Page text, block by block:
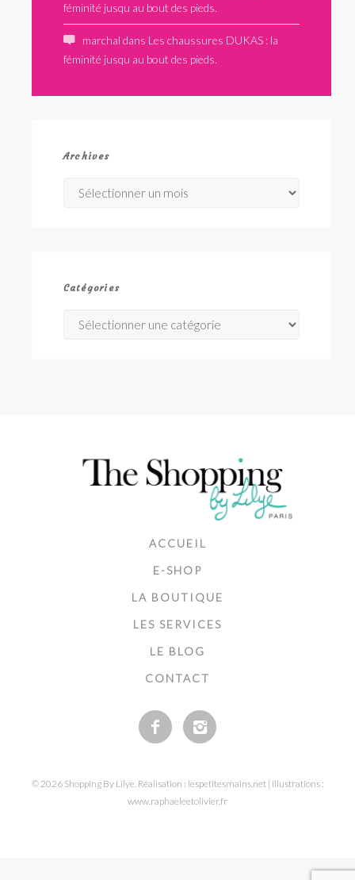
féminité jusqu au bout des pieds.
marchal dans Les chaussures DUKAS : la
féminité jusqu au bout des pieds.
Archives
Catégories
ACCUEIL
E-SHOP
LA BOUTIQUE
LES SERVICES
LE BLOG
CONTACT
© 2026 Shopping By Lilye. Réalisation : lespetitesmains.net | illustrations :
www.raphaeleetolivier.fr